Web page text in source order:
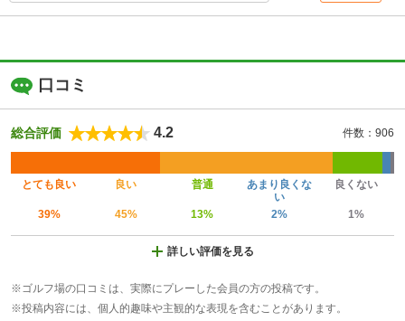
口コミ
総合評価 4.2 件数：906
とても良い 良い 普通
あまり良くな
い
良くない
39% 45% 13% 2% 1%
詳しい評価を見る
※ゴルフ場の口コミは、実際にプレーした会員の方の投稿です。
※投稿内容には、個人的趣味や主観的な表現を含むことがあります。